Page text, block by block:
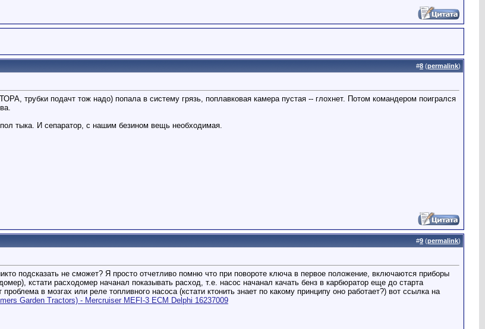
#8 (permalink)
подачт тож надо) попала в систему грязь, поплавковая камера пустая -- глохнет. Потом командером поигрался
тыка. И сепаратор, с нашим безином вещь необходимая.
#9 (permalink)
подсказать не сможет? Я просто отчетливо помню что при повороте ключа в первое положение, включаются приборы
кстати расходомер начанал показывать расход, т.е. насос начанал качать бенз в карбюратор еще до старта
в мозгах или реле топливного насоса (кстати ктонить знает по какому принципу оно работает?) вот ссылка на
Garden Tractors) - Mercruiser MEFI-3 ECM Delphi 16237009